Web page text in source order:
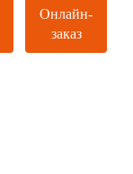
Онлайн-
заказ